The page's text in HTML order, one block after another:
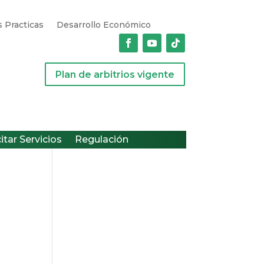
Practicas
Desarrollo Económico
Plan de arbitrios vigente
Servicios Regulación